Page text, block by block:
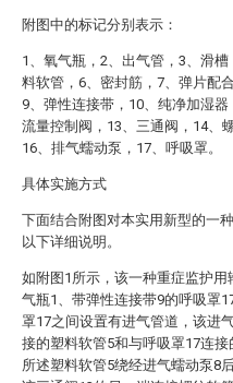
附图中的标记分别表示：
1、氧气瓶，2、出气管，3、滑
料软管，6、密封筋，7、弹片配
9、弹性连接带，10、纯净加湿器
流量控制阀，13、三通阀，14、
16、排气蠕动泵，17、呼吸罩。
具体实施方式
下面结合附图对本实用新型的一
以下详细说明。
如附图1所示，该一种重症监护
气瓶1、带弹性连接带9的呼吸罩
罩17之间设置有进气管道，该进
接的塑料软管5和与呼吸罩17连接
所述塑料软管5绕经进气蠕动泵8